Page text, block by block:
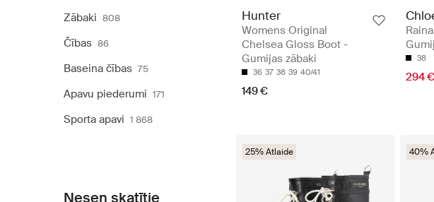
Zābaki 808
Čības 86
Baseina čības 75
Apavu piederumi 171
Sporta apavi 1 868
Nesen skatītie
Hunter
Womens Original
Chelsea Gloss Boot -
Gumijas zābaki
36 37 38 39 40/41
149 €
38
294 €
25% Atlaide 40%